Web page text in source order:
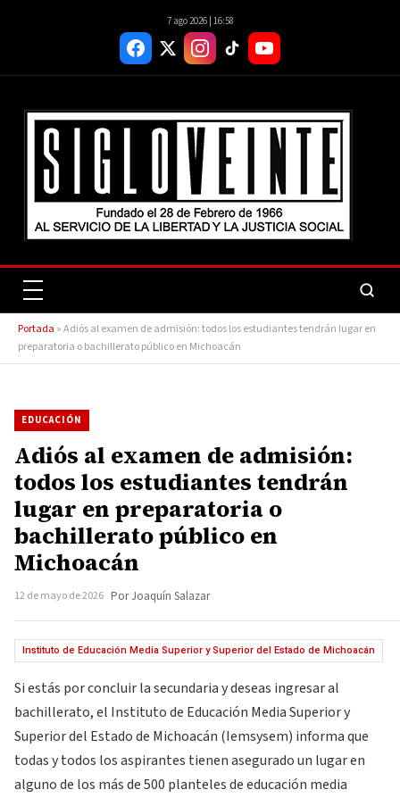
7 ago 2026 | 16:58
Portada »Adiós al examen de admisión: todos los estudiantes tendrán lugar en
preparatoria o bachillerato público en Michoacán
EDUCACIÓN
Adiós al examen de admisión:
todos los estudiantes tendrán
lugar en preparatoria o
bachillerato público en
Michoacán
12 de mayo de 2026 Por Joaquín Salazar
Instituto de Educación Media Superior y Superior del Estado de Michoacán
Si estás por concluir la secundaria y deseas ingresar al
bachillerato, el Instituto de Educación Media Superior y
Superior del Estado de Michoacán (Iemsysem) informa que
todas y todos los aspirantes tienen asegurado un lugar en
alguno de los más de 500 planteles de educación media